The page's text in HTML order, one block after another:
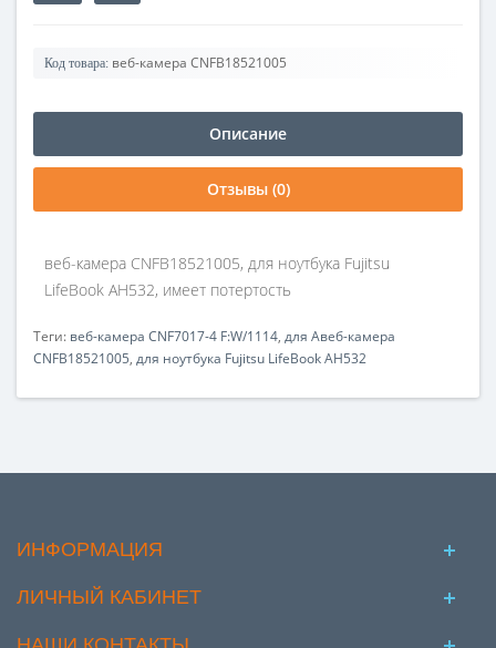
Код товара: веб-камера CNFB18521005
Описание
Отзывы (0)
веб-камера CNFB18521005, для ноутбука Fujitsu
LifeBook AH532, имеет потертость
Теги: веб-камера CNF7017-4 F:W/1114, для Aвеб-камера
CNFB18521005, для ноутбука Fujitsu LifeBook AH532
ИНФОРМАЦИЯ
ЛИЧНЫЙ КАБИНЕТ